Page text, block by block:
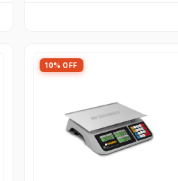
10% OFF